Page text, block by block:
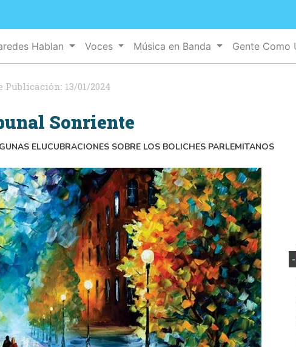
Hablan Voces Música en Banda Gente Como
Publicación: 13/01/2024
Sonriente
ELUCUBRACIONES SOBRE LOS BOLICHES PARLEMITANOS